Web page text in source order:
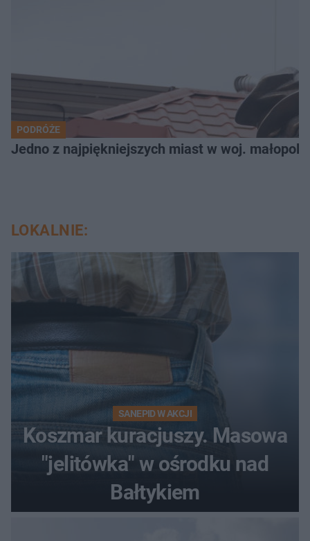
PODRÓŻE
Jedno z najpiękniejszych miast w woj.
LOKALNIE:
SANEPID W AKCJI
Koszmar kuracjuszy. Masowa
"jelitówka" w ośrodku nad
Bałtykiem